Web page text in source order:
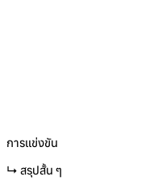
การแข่งขัน
↳ สรุปสั้น ๆ